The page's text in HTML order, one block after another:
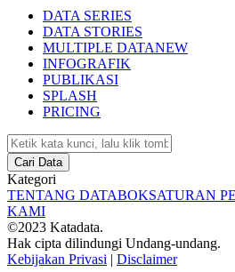
DATA SERIES
DATA STORIES
MULTIPLE DATANEW
INFOGRAFIK
PUBLIKASI
SPLASH
PRICING
Cari Data
Kategori
TENTANG DATABOKSATURAN
KAMI
©2023 Katadata.
Hak cipta dilindungi Undang-undang.
Kebijakan Privasi | Disclaimer